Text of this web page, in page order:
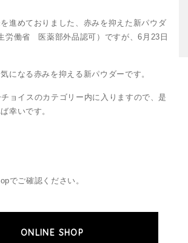
進めておりました、赤みを抑えた新パウダ
労働省 医薬部外品認可）ですが、6月23日
になる赤みを抑える新パウダーです。
ョイスのカテゴリー内に入りますので、是
幸いです。
でご確認ください。
ONLINE SHOP